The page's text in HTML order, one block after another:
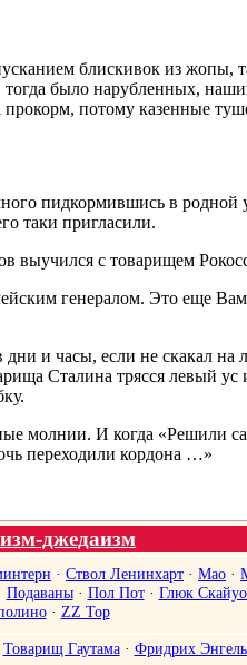
блискивок из
было нарубленных,
потому казенные
пидкормившись в
таки пригласили.
с товарищем
генералом. Это еще
часы, если не скакал на
Сталина трясся левый
молнии. И когда «Решили
переходили кордона …»
джедаизм
· Ствол Ленинхарт · Мао ·
Подаваны· Пол Пот· Глюк
· ZZ Top
Товарищ Гаутама· Фридрих